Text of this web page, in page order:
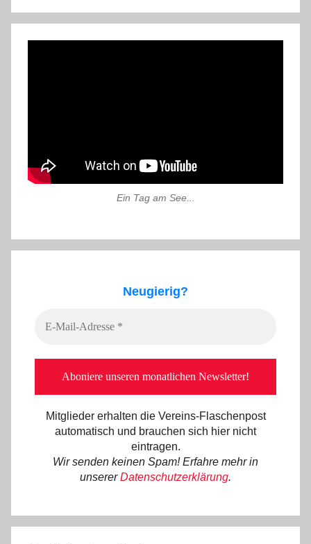
Ein Tag am See...
Neugierig?
Mitglieder erhalten die Vereins-Flaschenpost
automatisch und brauchen sich hier nicht
eintragen.
Wir senden keinen Spam! Erfahre mehr in
unsererDatenschutzerklärung.